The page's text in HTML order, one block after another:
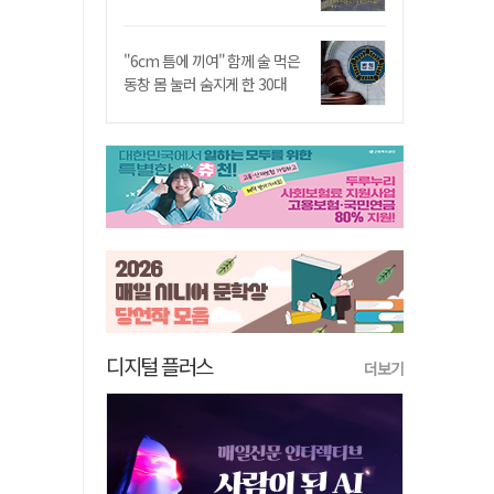
"6cm 틈에 끼여" 함께 술 먹은
동창 몸 눌러 숨지게 한 30대
디지털 플러스 더보기